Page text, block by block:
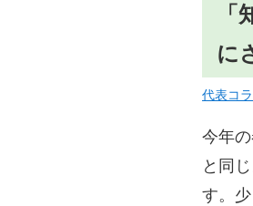
に
代表コ
今年
と同
す。